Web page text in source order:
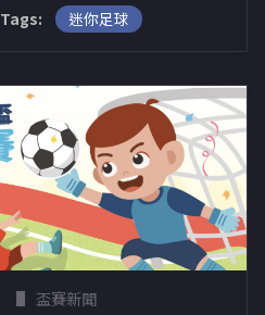
Tags: 迷你足球
盃賽新聞